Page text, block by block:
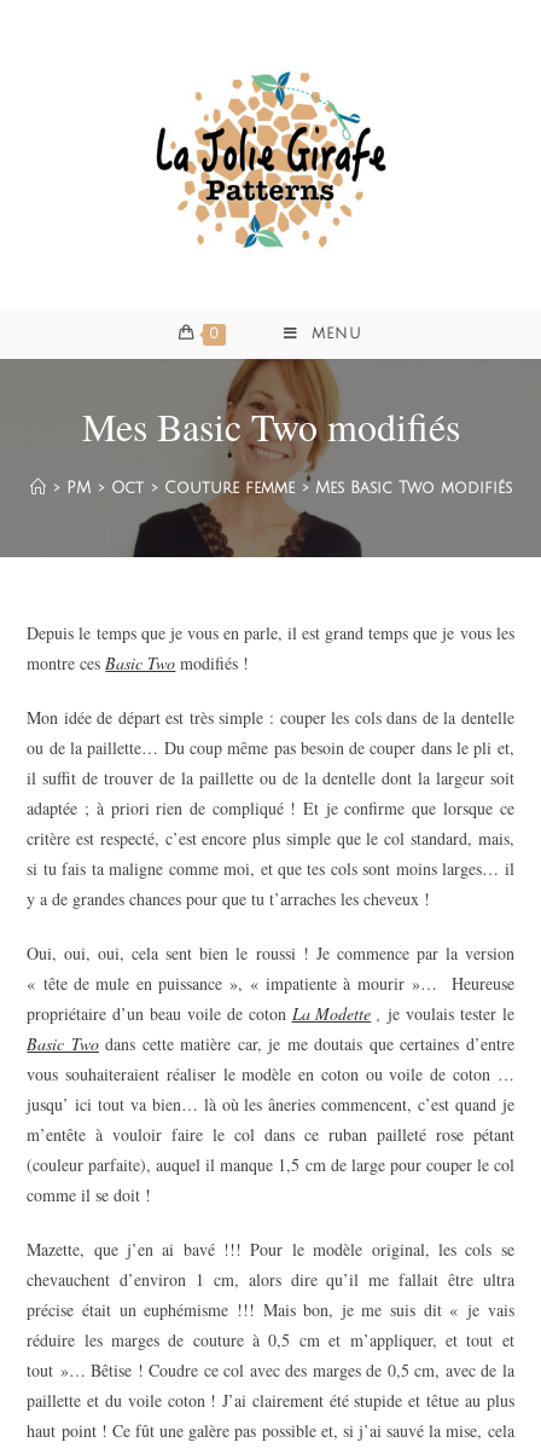
0 MENU
Mes Basic Two modifiés
> PM > Oct > Couture femme > Mes Basic Two modifiés
Depuis le temps que je vous en parle, il est grand temps que je vous les
montre cesBasic Two modifiés !
Mon idée de départ est très simple : couper les cols dans de la dentelle
ou de la paillette… Du coup même pas besoin de couper dans le pli et,
il suffit de trouver de la paillette ou de la dentelle dont la largeur soit
adaptée ; à priori rien de compliqué ! Et je confirme que lorsque ce
critère est respecté, c’est encore plus simple que le col standard, mais,
si tu fais ta maligne comme moi, et que tes cols sont moins larges… il
y a de grandes chances pour que tu t’arraches les cheveux !
Oui, oui, oui, cela sent bien le roussi ! Je commence par la version
« tête de mule en puissance », « impatiente à mourir »… Heureuse
propriétaire d’un beau voile de coton La Modette ,je voulais tester le
Basic Twodans cette matière car, je me doutais que certaines d’entre
vous souhaiteraient réaliser le modèle en coton ou voile de coton …
jusqu’ ici tout va bien… là où les âneries commencent, c’est quand je
m’entête à vouloir faire le col dans ce ruban pailleté rose pétant
(couleur parfaite), auquel il manque 1,5 cm de large pour couper le col
comme il se doit !
Mazette, que j’en ai bavé !!! Pour le modèle original, les cols se
chevauchent d’environ 1 cm, alors dire qu’il me fallait être ultra
précise était un euphémisme !!! Mais bon, je me suis dit « je vais
réduire les marges de couture à 0,5 cm et m’appliquer, et tout et
tout »… Bêtise ! Coudre ce col avec des marges de 0,5 cm, avec de la
paillette et du voile coton ! J’ai clairement été stupide et têtue au plus
haut point ! Ce fût une galère pas possible et, si j’ai sauvé la mise, cela